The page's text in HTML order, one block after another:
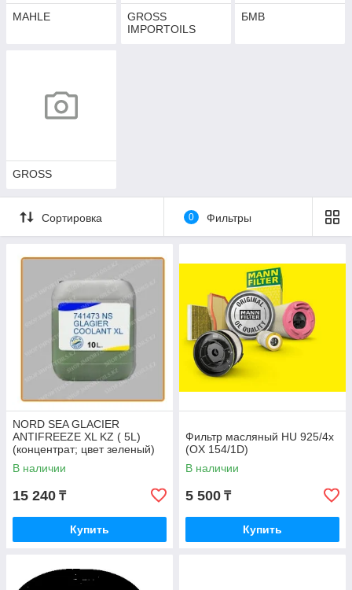
MAHLE
GROSS
IMPORTOILS
БМВ
GROSS
Сортировка 0 Фильтры
NORD SEA GLACIER
ANTIFREEZE XL KZ ( 5L)
(концентрат; цвет зеленый)
В наличии
15 240 ₸
Купить
Фильтр масляный HU 925/4x
(OX 154/1D)
В наличии
5 500 ₸
Купить